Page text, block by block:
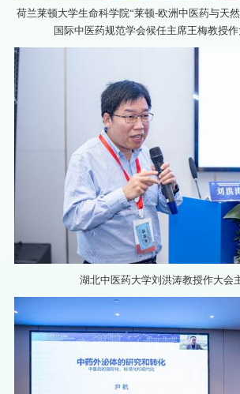
荷兰莱顿大学生命科学院“莱顿-欧洲中医药与天然
国际中医药规范学会候任主席王梅教授
湖北中医药大学刘洪涛教授作大会